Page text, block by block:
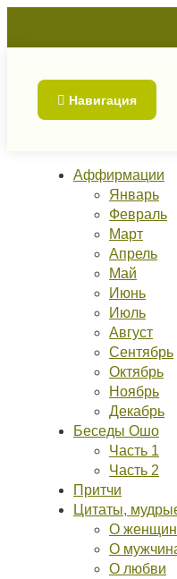
Навигация
Аффирмации
Январь
Февраль
Март
Апрель
Май
Июнь
Июль
Август
Сентябрь
Октябрь
Ноябрь
Декабрь
Беседы Ошо
Часть 1
Часть 2
Притчи
Цитаты,
О
О
О любви